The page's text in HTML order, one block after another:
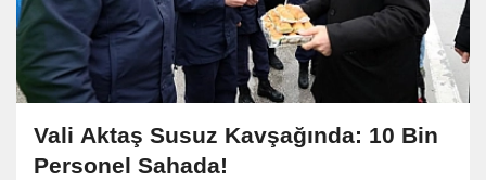
Vali Aktaş Susuz Kavşağında: 10 Bin
Personel Sahada!